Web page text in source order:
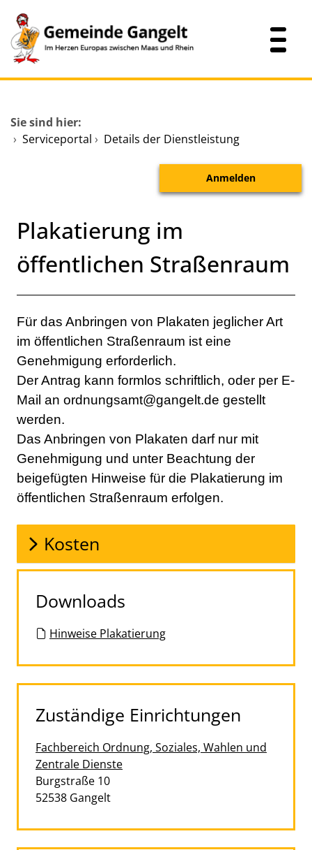
Zum Hauptinhalt springen
Dienstleistungen A-Z
Verwaltungsübersicht
Sie sind hier:
› Serviceportal › Details der Dienstleistung
Anmelden
Plakatierung im
öffentlichen Straßenraum
Beschreibung
Für das Anbringen von Plakaten jeglicher Art
im öffentlichen Straßenraum ist eine
Genehmigung erforderlich.
Der Antrag kann formlos schriftlich, oder per E-
Mail an ordnungsamt@gangelt.de gestellt
werden.
Das Anbringen von Plakaten darf nur mit
Genehmigung und unter Beachtung der
beigefügten Hinweise für die Plakatierung im
öffentlichen Straßenraum erfolgen.
Kosten
Downloads
Hinweise Plakatierung
Zuständige Einrichtungen
Fachbereich Ordnung, Soziales, Wahlen und
Zentrale Dienste
Straße:
Burgstraße Hausnummer:
10
PLZ:
52538 Ort:
Gangelt